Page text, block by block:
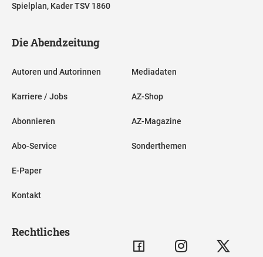
Spielplan, Kader TSV 1860
Die Abendzeitung
Autoren und Autorinnen
Karriere / Jobs
Abonnieren
Abo-Service
E-Paper
Kontakt
Mediadaten
AZ-Shop
AZ-Magazine
Sonderthemen
Rechtliches